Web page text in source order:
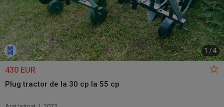
1 /4
430 EUR
Plug tractor de la 30 cp la 55 cp